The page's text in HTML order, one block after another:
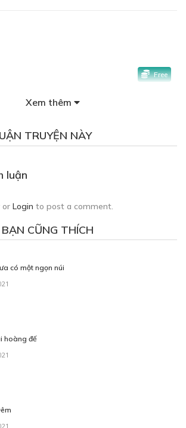
Free
Xem thêm
TRUYỆN NÀY
luận
or Login to post a comment.
CŨNG THÍCH
có một ngọn núi
hoàng đế